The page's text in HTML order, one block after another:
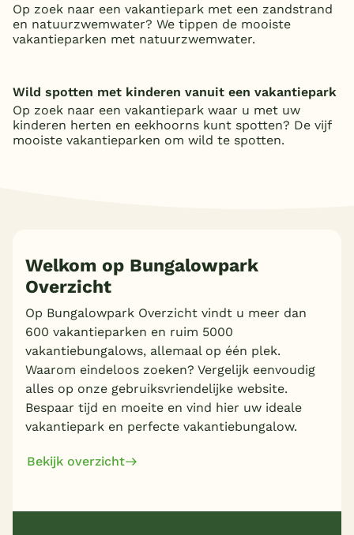
Op zoek naar een vakantiepark met een zandstrand
en natuurzwemwater? We tippen de mooiste
vakantieparken met natuurzwemwater.
Wild spotten met kinderen vanuit een vakantiepark
Op zoek naar een vakantiepark waar u met uw
kinderen herten en eekhoorns kunt spotten? De vijf
mooiste vakantieparken om wild te spotten.
Welkom op Bungalowpark
Overzicht
Op Bungalowpark Overzicht vindt u meer dan
600 vakantieparken en ruim 5000
vakantiebungalows, allemaal op één plek.
Waarom eindeloos zoeken? Vergelijk eenvoudig
alles op onze gebruiksvriendelijke website.
Bespaar tijd en moeite en vind hier uw ideale
vakantiepark en perfecte vakantiebungalow.
Bekijk overzicht